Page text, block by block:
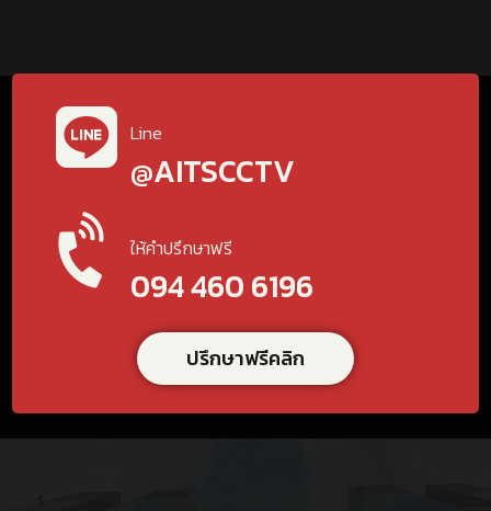
ให้คำปรึกษาฟรี
094 460 6196
Line
@AITSCCTV
ปรึกษาฟรีคลิก